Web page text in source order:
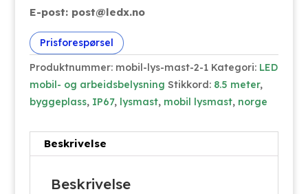
E-post: post@ledx.no
Prisforespørsel
Produktnummer: mobil-lys-mast-2-1 Kategori: LED
mobil- og arbeidsbelysning Stikkord: 8.5 meter,
byggeplass, IP67, lysmast, mobil lysmast, norge
Beskrivelse
Beskrivelse